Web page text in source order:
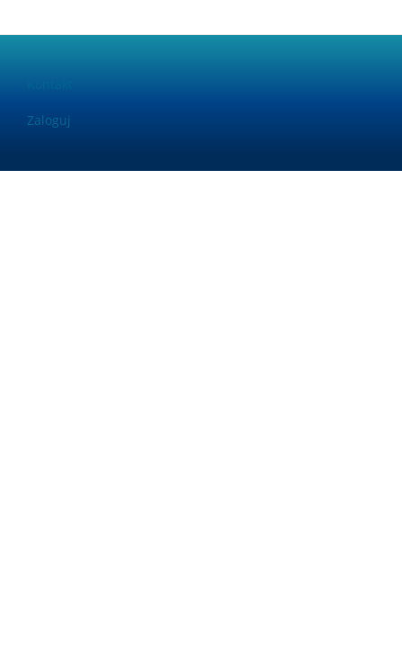
Footer
menu
Zaloguj